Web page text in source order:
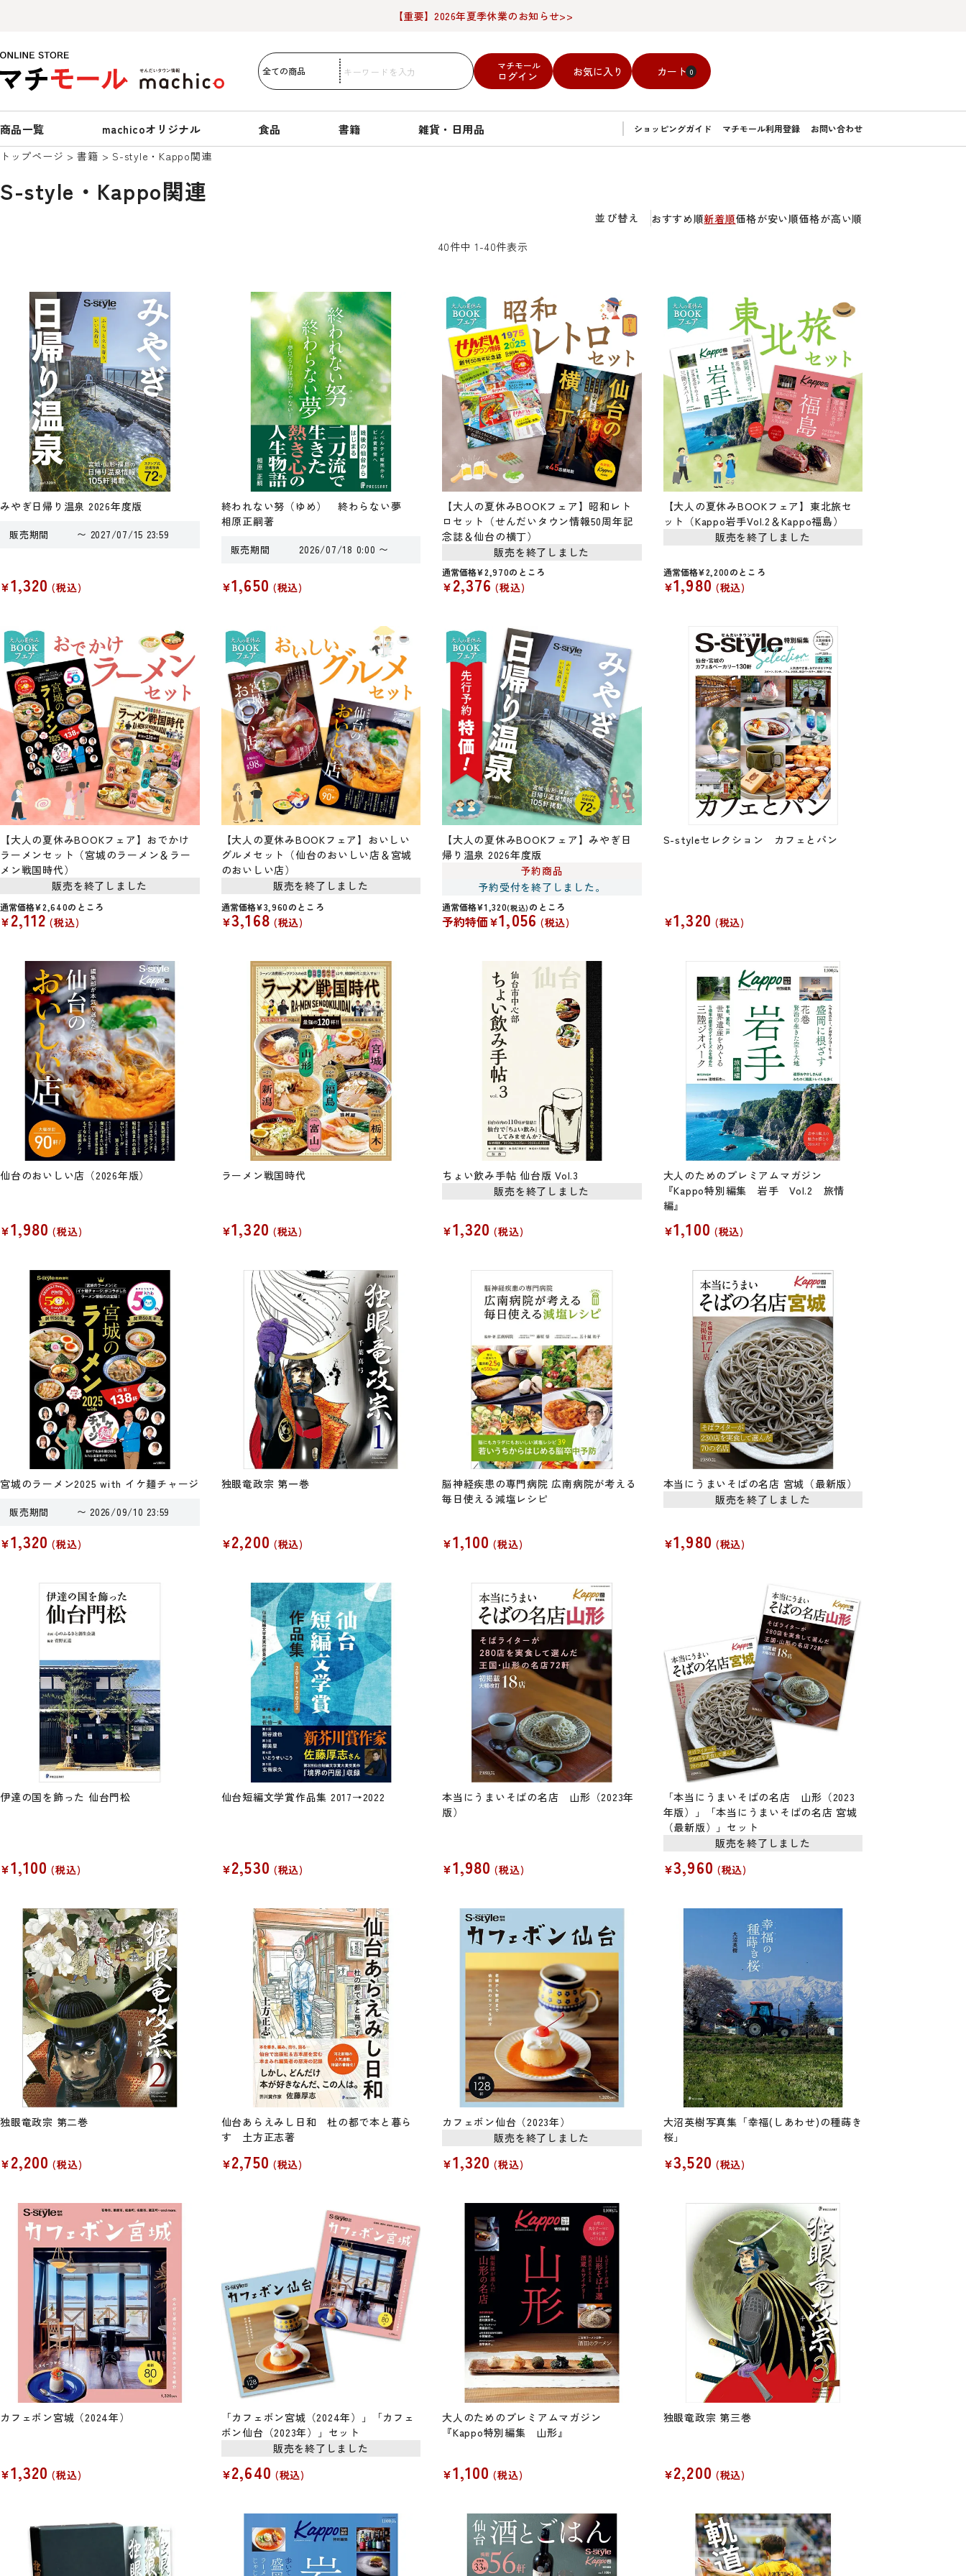
【重要】2026年夏季休業のお知らせ>>
マチモール
ログイン お気に入り カート 0
商品一覧 machicoオリジナル 食品 書籍 雑貨・日用品 ショッピングガイド マチモール利用登録 お問い合わせ
トップページ 書籍 S-style・Kappo関連
S-style・Kappo関連
並び替え おすすめ順新着順価格が安い順価格が高い順
40件中 1 -40件表示
みやぎ日帰り温泉 2026年度版
販売期間 〜 2027/07/15 23:59
¥1,320 税込
終われない努（ゆめ） 終わらない夢
相原正嗣著
販売期間 2026/07/18 0:00 〜
¥1,650 税込
【大人の夏休みBOOKフェア】昭和レト
ロセット（せんだいタウン情報50周年記
念誌＆仙台の横丁）
販売を終了しました
通常価格¥2,970のところ
¥2,376 税込
【大人の夏休みBOOKフェア】東北旅セ
ット（Kappo岩手Vol.2＆Kappo福島）
販売を終了しました
通常価格¥2,200のところ
¥1,980 税込
【大人の夏休みBOOKフェア】おでかけ
ラーメンセット（宮城のラーメン＆ラー
メン戦国時代）
販売を終了しました
通常価格¥2,640のところ
¥2,112 税込
【大人の夏休みBOOKフェア】おいしい
グルメセット（仙台のおいしい店＆宮城
のおいしい店）
販売を終了しました
通常価格¥3,960のところ
¥3,168 税込
【大人の夏休みBOOKフェア】みやぎ日
帰り温泉 2026年度版
予約商品
予約受付を終了しました。
通常価格¥1,320 税込 のところ
予約特価¥1,056 税込
S-styleセレクション カフェとパン
¥1,320 税込
仙台のおいしい店（2026年版）
¥1,980 税込
ラーメン戦国時代
¥1,320 税込
ちょい飲み手帖 仙台版 Vol.3
販売を終了しました
¥1,320 税込
大人のためのプレミアムマガジン
『Kappo特別編集 岩手 Vol.2 旅情
編』
¥1,100 税込
宮城のラーメン2025 with イケ麺チャージ
販売期間 〜 2026/09/10 23:59
¥1,320 税込
独眼竜政宗 第一巻
¥2,200 税込
脳神経疾患の専門病院 広南病院が考える
毎日使える減塩レシピ
¥1,100 税込
本当にうまいそばの名店 宮城（最新版）
販売を終了しました
¥1,980 税込
伊達の国を飾った 仙台門松
¥1,100 税込
仙台短編文学賞作品集 2017→2022
¥2,530 税込
本当にうまいそばの名店 山形（2023年
版）
¥1,980 税込
「本当にうまいそばの名店 山形（2023
年版）」「本当にうまいそばの名店 宮城
（最新版）」セット
販売を終了しました
¥3,960 税込
独眼竜政宗 第二巻
¥2,200 税込
仙台あらえみし日和 杜の都で本と暮ら
す 土方正志著
¥2,750 税込
カフェボン仙台（2023年）
販売を終了しました
¥1,320 税込
大沼英樹写真集「幸福(しあわせ)の種蒔き
桜」
¥3,520 税込
カフェボン宮城（2024年）
¥1,320 税込
「カフェボン宮城（2024年）」「カフェ
ボン仙台（2023年）」セット
販売を終了しました
¥2,640 税込
大人のためのプレミアムマガジン
『Kappo特別編集 山形』
¥1,100 税込
独眼竜政宗 第三巻
¥2,200 税込